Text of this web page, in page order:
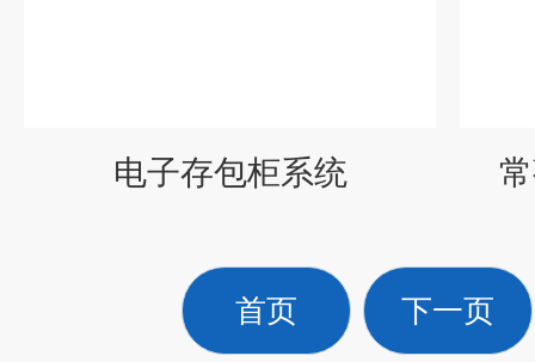
电子存包柜系统
首页 下一页